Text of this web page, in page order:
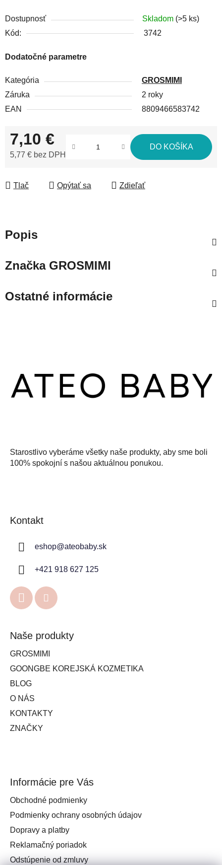
Dostupnosť Skladom (>5 ks)
Kód:
3742
Dodatočné parametre
Kategória
GROSMIMI
Záruka
2 roky
EAN
8809466583742
7,10 €
5,77 € bez DPH
DO KOŠÍKA
Tlač Opýtať sa Zdieľať
Popis
ZnačkaGROSMIMI
Ostatné informácie
Starostlivo vyberáme všetky naše produkty, aby sme boli
100% spokojní s našou aktuálnou ponukou.
Kontakt
eshop@ateobaby.sk
+421 918 627 125
Naše produkty
GROSMIMI
GOONGBE KOREJSKÁ KOZMETIKA
BLOG
O NÁS
KONTAKTY
ZNAČKY
Informácie pre Vás
Obchodné podmienky
Podmienky ochrany osobných údajov
Dopravy a platby
Reklamačný poriadok
Odstúpenie od zmluvy